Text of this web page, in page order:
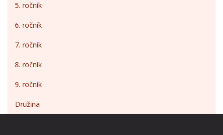
5. ročník
6. ročník
7. ročník
8. ročník
9. ročník
Družina